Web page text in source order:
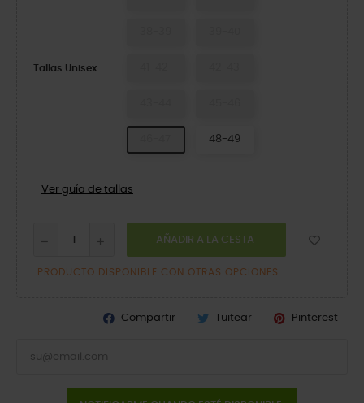
Tallas Unisex
48-49
Ver guía de tallas
AÑADIR A LA CESTA
PRODUCTO DISPONIBLE CON OTRAS OPCIONES
Compartir Tuitear Pinterest